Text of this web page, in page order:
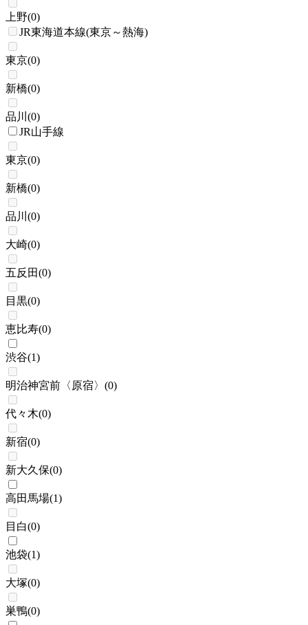
上野(0)
JR東海道本線(東京～熱海)
東京(0)
新橋(0)
品川 (0)
JR山手線
東京(0)
新橋(0)
品川 (0)
大崎(0)
五反田(0)
目黒(0)
恵比寿(0)
渋谷(1)
明治神宮前〈原宿〉 (0)
代々木(0)
新宿(0)
新大久保(0)
高田馬場(1)
目白(0)
池袋(1)
大塚(0)
巣鴨(0)